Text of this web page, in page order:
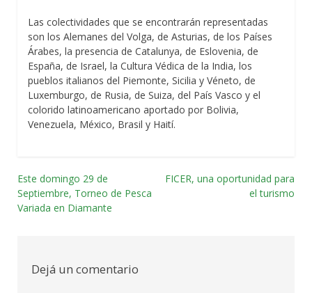
Las colectividades que se encontrarán representadas
son los Alemanes del Volga, de Asturias, de los Países
Árabes, la presencia de Catalunya, de Eslovenia, de
España, de Israel, la Cultura Védica de la India, los
pueblos italianos del Piemonte, Sicilia y Véneto, de
Luxemburgo, de Rusia, de Suiza, del País Vasco y el
colorido latinoamericano aportado por Bolivia,
Venezuela, México, Brasil y Haití.
Navegación
por
Este domingo 29 de
Septiembre, Torneo de Pesca
Variada en Diamante
FICER, una oportunidad para
el turismo
Dejá un comentario